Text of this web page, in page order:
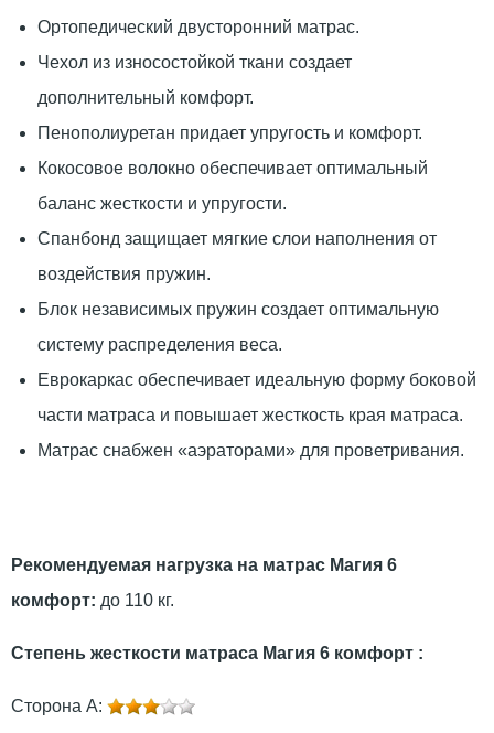
Ортопедический двусторонний матрас.
Чехол из износостойкой ткани создает
дополнительный комфорт.
Пенополиуретан придает упругость и комфорт.
Кокосовое волокно обеспечивает оптимальный
баланс жесткости и упругости.
Спанбонд защищает мягкие слои наполнения от
воздействия пружин.
Блок независимых пружин создает оптимальную
систему распределения веса.
Еврокаркас обеспечивает идеальную форму боковой
части матраса и повышает жесткость края матраса.
Матрас снабжен «аэраторами» для проветривания.
Рекомендуемая нагрузка на матрас Магия 6
комфорт: до 110 кг.
Степень жесткости матраса Магия 6 комфорт :
Сторона А: